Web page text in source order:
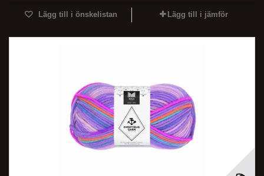
Lägg till i önskelistan Lägg till i jämför